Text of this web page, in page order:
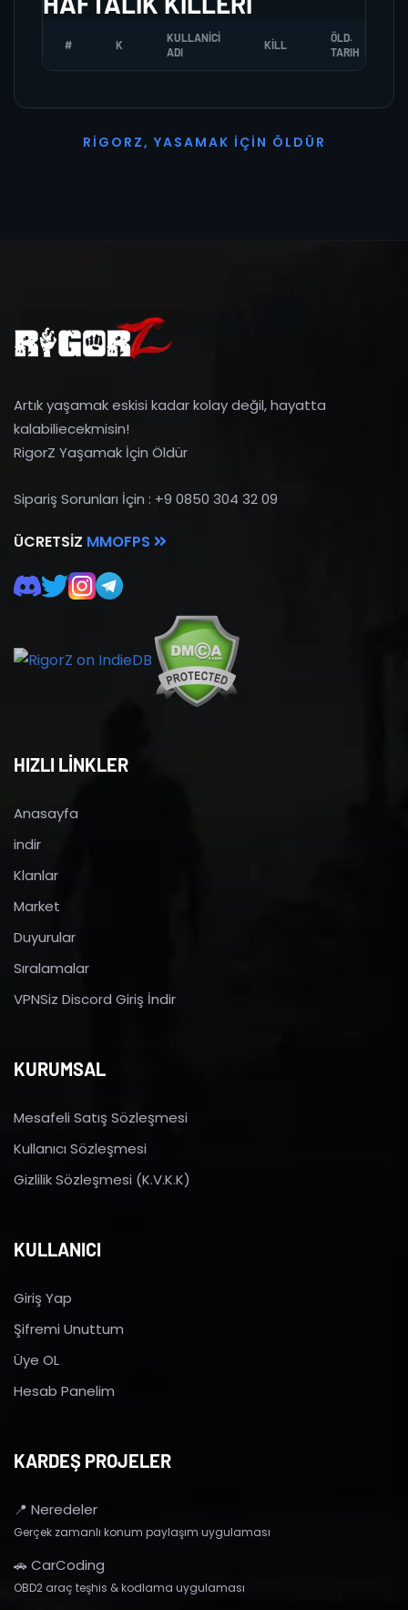
# K
KULLANICI
ADI
KILL
ÖLD.
TARIH
R I G O R Z, YASAMAK İ ÇI N Ö L D Ü R
Artık yaşamak eskisi kadar kolay değil, hayatta
kalabiliecekmisin!
RigorZ Yaşamak İçin Öldür
Sipariş Sorunları İçin : +9 0850 304 32 09
ÜCRETSIZ MMOFPS
HIZLI LİNKLER
Anasayfa
indir
Klanlar
Market
Duyurular
Sıralamalar
VPNSiz Discord Giriş İndir
KURUMSAL
Mesafeli Satış Sözleşmesi
Kullanıcı Sözleşmesi
Gizlilik Sözleşmesi (K.V.K.K)
KULLANICI
Giriş Yap
Şifremi Unuttum
Üye OL
Hesab Panelim
KARDEŞ PROJELER
📍 Neredeler
Gerçek zamanlı konum paylaşım uygulaması
🚗 CarCoding
OBD2 araç teşhis & kodlama uygulaması